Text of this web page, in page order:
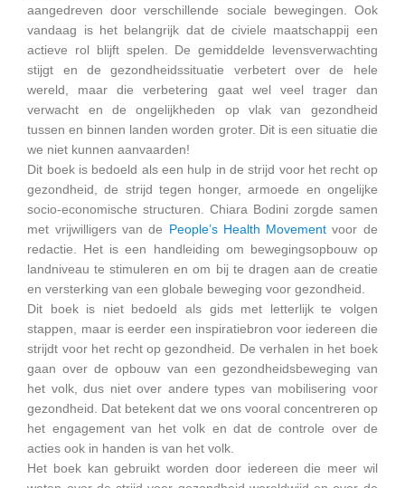
aangedreven door verschillende sociale bewegingen. Ook
vandaag is het belangrijk dat de civiele maatschappij een
actieve rol blijft spelen. De gemiddelde levensverwachting
stijgt en de gezondheidssituatie verbetert over de hele
wereld, maar die verbetering gaat wel veel trager dan
verwacht en de ongelijkheden op vlak van gezondheid
tussen en binnen landen worden groter. Dit is een situatie die
we niet kunnen aanvaarden!
Dit boek is bedoeld als een hulp in de strijd voor het recht op
gezondheid, de strijd tegen honger, armoede en ongelijke
socio-economische structuren. Chiara Bodini zorgde samen
met vrijwilligers van de People’s Health Movement voor de
redactie. Het is een handleiding om bewegingsopbouw op
landniveau te stimuleren en om bij te dragen aan de creatie
en versterking van een globale beweging voor gezondheid.
Dit boek is niet bedoeld als gids met letterlijk te volgen
stappen, maar is eerder een inspiratiebron voor iedereen die
strijdt voor het recht op gezondheid. De verhalen in het boek
gaan over de opbouw van een gezondheidsbeweging van
het volk, dus niet over andere types van mobilisering voor
gezondheid. Dat betekent dat we ons vooral concentreren op
het engagement van het volk en dat de controle over de
acties ook in handen is van het volk.
Het boek kan gebruikt worden door iedereen die meer wil